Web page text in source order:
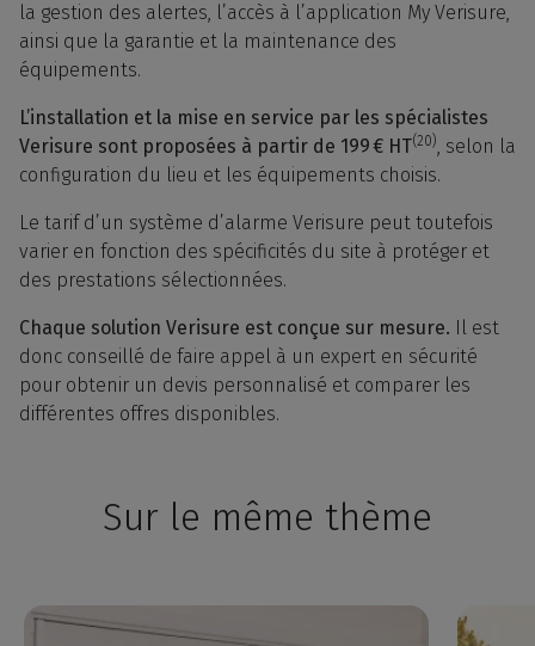
la gestion des alertes, l’accès à l’application My Verisure,
ainsi que la garantie et la maintenance des
équipements.
L’installation et la mise en service par les spécialistes
Verisure sont proposées à partir de 199 € HT(20), selon la
configuration du lieu et les équipements choisis.
Le tarif d’un système d’alarme Verisure peut toutefois
varier en fonction des spécificités du site à protéger et
des prestations sélectionnées.
Chaque solution Verisure est conçue sur mesure. Il est
donc conseillé de faire appel à un expert en sécurité
pour obtenir un devis personnalisé et comparer les
différentes offres disponibles.
Sur le même thème